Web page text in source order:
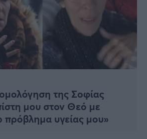
της Σοφίας
μου στον Θεό με
υγείας μου»